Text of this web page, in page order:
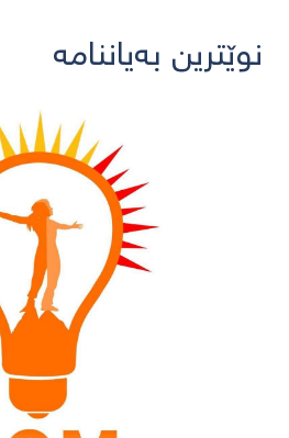
نوێترین بەیاننامە